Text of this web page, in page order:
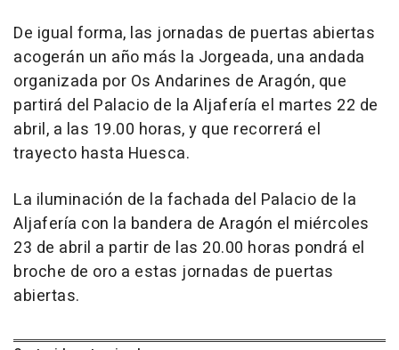
De igual forma, las jornadas de puertas abiertas
acogerán un año más la Jorgeada, una andada
organizada por Os Andarines de Aragón, que
partirá del Palacio de la Aljafería el martes 22 de
abril, a las 19.00 horas, y que recorrerá el
trayecto hasta Huesca.
La iluminación de la fachada del Palacio de la
Aljafería con la bandera de Aragón el miércoles
23 de abril a partir de las 20.00 horas pondrá el
broche de oro a estas jornadas de puertas
abiertas.